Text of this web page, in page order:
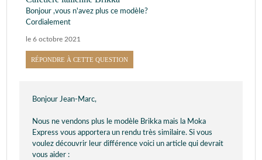
Bonjour ,vous n'avez plus ce modèle?
Cordialement
le 6 octobre 2021
RÉPONDRE À CETTE QUESTION
Bonjour Jean-Marc,
Nous ne vendons plus le modèle Brikka mais la Moka
Express vous apportera un rendu très similaire. Si vous
voulez découvrir leur différence voici un article qui devrait
vous aider :